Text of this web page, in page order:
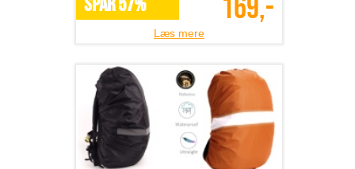
SPAR 57% 169,-
Læs mere